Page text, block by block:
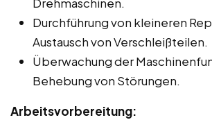
Durchführung von kleineren
Austausch von Verschleißteilen.
Überwachung der
Behebung von Störungen.
Arbeitsvorbereitung: